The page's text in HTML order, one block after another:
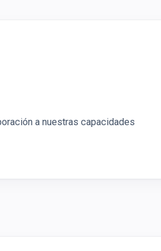
a nuestras capacidades